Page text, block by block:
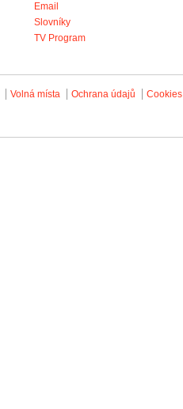
Email
Slovníky
TV Program
Volná místa Ochrana údajů Cookies